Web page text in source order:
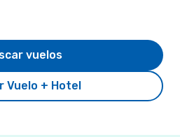
Vuelo + Hotel
vuelos